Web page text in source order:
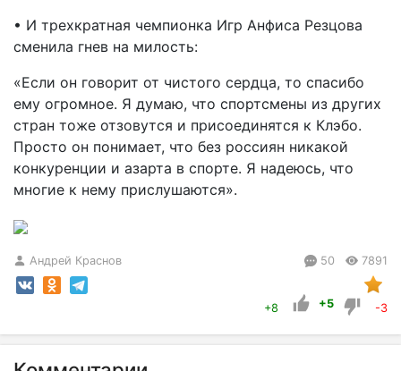
• И трехкратная чемпионка Игр Анфиса Резцова
сменила гнев на милость:
«Если он говорит от чистого сердца, то спасибо
ему огромное. Я думаю, что спортсмены из других
стран тоже отзовутся и присоединятся к Клэбо.
Просто он понимает, что без россиян никакой
конкуренции и азарта в спорте. Я надеюсь, что
многие к нему прислушаются».
Андрей Краснов 50 7891
+8 +5 -3